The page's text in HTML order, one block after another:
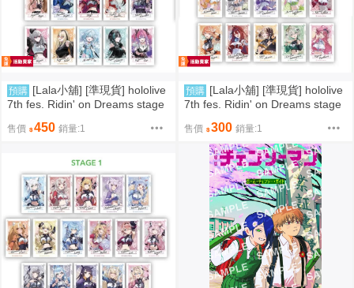
預購 [Lala小舖] [準現貨] hololive
7th fes. Ridin' on Dreams stage
艾爾姬森璐娜風真伊呂波Risu Re
虎金妃笑虎 水宮樞 輪堂千速 綺
綺羅羅薇薇
售價 450 銷量:1
預購 [Lala小舖] [準現貨] hololive
7th fes. Ridin' on Dreams stage
昴大神澪桃鈴音音獅白牡丹拉普
拉斯·暗黑Iofi Ollie Kiara Elizabet
h Gigi Cecilia Raora
售價 300 銷量:1